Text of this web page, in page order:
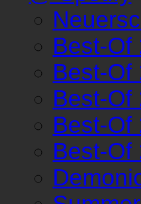
Best-Of
Best-Of
Best-Of
Best-Of
Best-Of